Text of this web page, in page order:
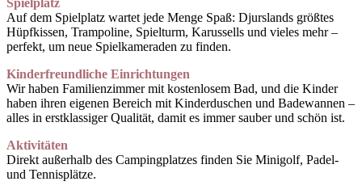
Spielplatz
Auf dem Spielplatz wartet jede Menge Spaß: Djurslands größtes
Hüpfkissen, Trampoline, Spielturm, Karussells und vieles mehr –
perfekt, um neue Spielkameraden zu finden.
Kinderfreundliche Einrichtungen
Wir haben Familienzimmer mit kostenlosem Bad, und die Kinder
haben ihren eigenen Bereich mit Kinderduschen und Badewannen –
alles in erstklassiger Qualität, damit es immer sauber und schön ist.
Aktivitäten
Direkt außerhalb des Campingplatzes finden Sie Minigolf, Padel-
und Tennisplätze.